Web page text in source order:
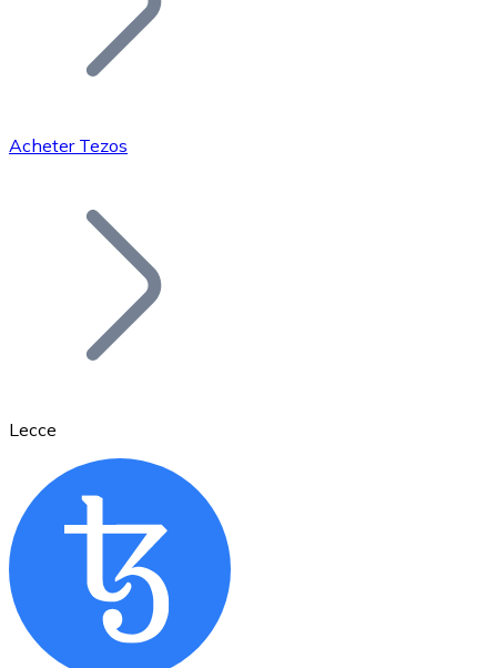
Bitcoin
ETH
Acheter Tezos
Lecce